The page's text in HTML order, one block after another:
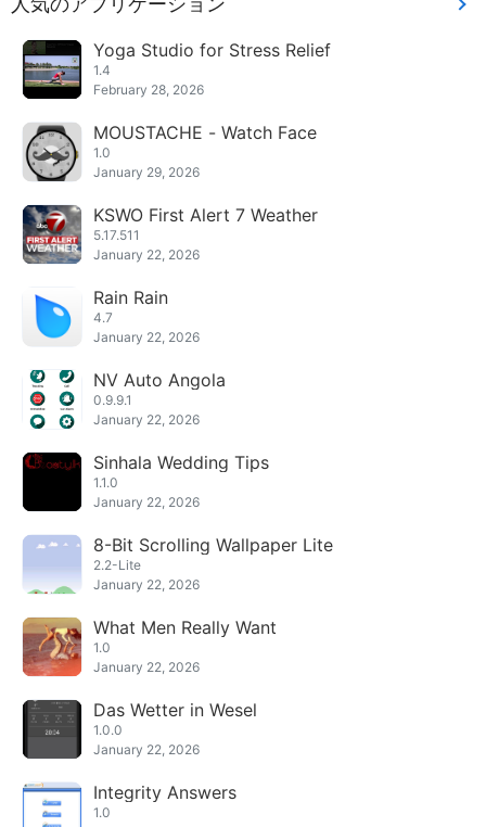
Yoga Studio for Stress Relief
1.4
February 28, 2026
MOUSTACHE - Watch Face
1.0
January 29, 2026
KSWO First Alert 7 Weather
5.17.511
January 22, 2026
Rain Rain
4.7
January 22, 2026
NV Auto Angola
0.9.9.1
January 22, 2026
Sinhala Wedding Tips
1.1.0
January 22, 2026
8-Bit Scrolling Wallpaper Lite
2.2-Lite
January 22, 2026
What Men Really Want
1.0
January 22, 2026
Das Wetter in Wesel
1.0.0
January 22, 2026
Integrity Answers
1.0